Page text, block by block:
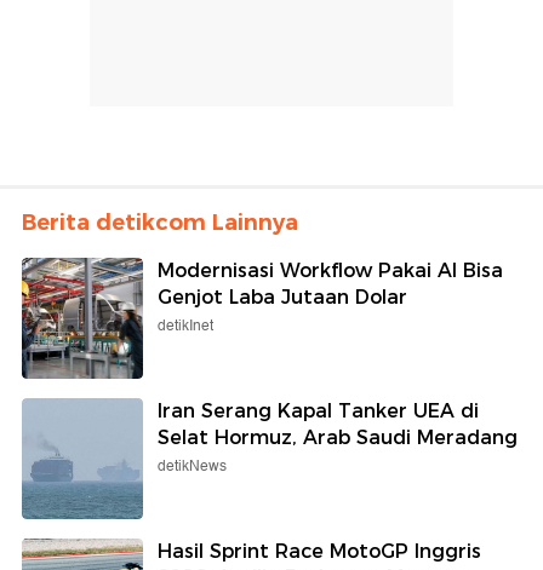
Berita detikcom Lainnya
Modernisasi Workflow Pakai AI Bisa
Genjot Laba Jutaan Dolar
detikInet
Iran Serang Kapal Tanker UEA di
Selat Hormuz, Arab Saudi Meradang
detikNews
Hasil Sprint Race MotoGP Inggris